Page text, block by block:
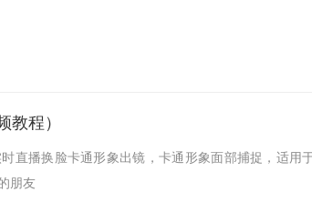
教程）
直播换脸卡通形象出镜，卡通形象面部捕捉，适用
朋友